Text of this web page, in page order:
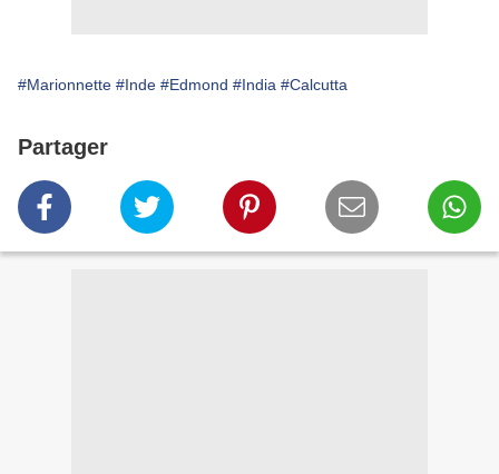
#Marionnette #Inde #Edmond #India #Calcutta
Partager